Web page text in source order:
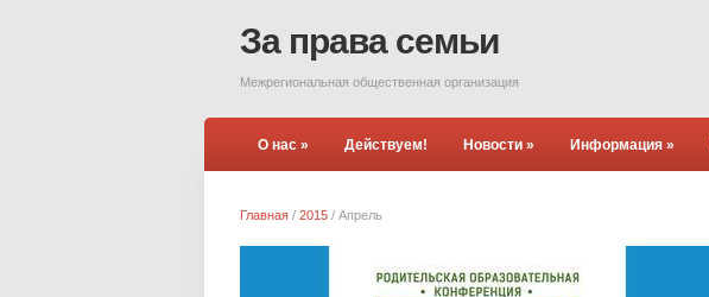
За права семьи
Межрегиональная общественная организация
О нас » Действуем! Новости » Информация »
Главная / 2015 / Апрель